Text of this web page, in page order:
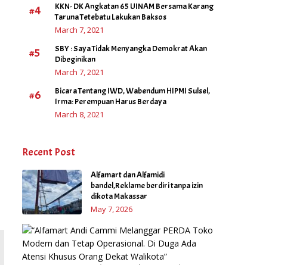
#4
KKN- DK Angkatan 65 UINAM Bersama Karang
Taruna Tetebatu Lakukan Baksos
March 7, 2021
#5
SBY : Saya Tidak Menyangka Demokrat Akan
Dibeginikan
March 7, 2021
#6
Bicara Tentang IWD, Wabendum HIPMI Sulsel,
Irma: Perempuan Harus Berdaya
March 8, 2021
Recent Post
Alfamart dan Alfamidi
bandel,Reklame berdiri tanpa izin
dikota Makassar
May 7, 2026